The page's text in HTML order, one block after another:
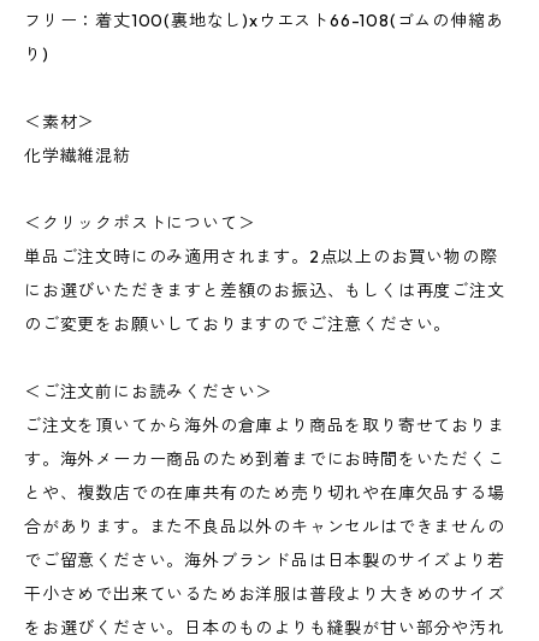
フリー：着丈100(裏地なし)xウエスト66-108(ゴムの伸縮あ
り)
＜素材＞
化学繊維混紡
＜クリックポストについて＞
単品ご注文時にのみ適用されます。2点以上のお買い物の際
にお選びいただきますと差額のお振込、もしくは再度ご注文
のご変更をお願いしておりますのでご注意ください。
＜ご注文前にお読みください＞
ご注文を頂いてから海外の倉庫より商品を取り寄せておりま
す。海外メーカー商品のため到着までにお時間をいただくこ
とや、複数店での在庫共有のため売り切れや在庫欠品する場
合があります。また不良品以外のキャンセルはできませんの
でご留意ください。海外ブランド品は日本製のサイズより若
干小さめで出来ているためお洋服は普段より大きめのサイズ
をお選びください。日本のものよりも縫製が甘い部分や汚れ